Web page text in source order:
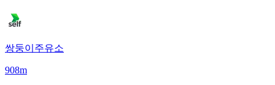
쌍둥이주유소
908m